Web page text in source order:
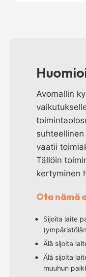
Avomallin
vaatii
Tällöin
kertyminen
Ota nämä
Sijoita laite
Älä sijoita
Älä sijoita
muuhun